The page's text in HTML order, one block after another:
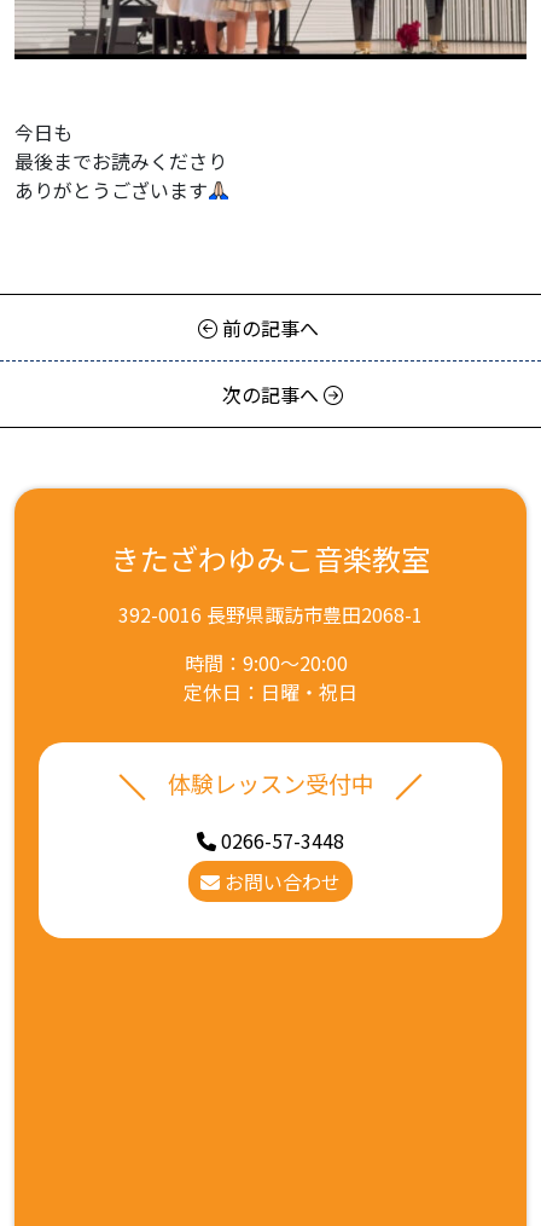
今日も
最後までお読みくださり
ありがとうございます
前の記事へ
次の記事へ
きたざわゆみこ音楽教室
392-0016 長野県諏訪市豊田2068-1
時間：9:00～20:00
定休日：日曜・祝日
体験レッスン受付中
0266-57-3448
お問い合わせ